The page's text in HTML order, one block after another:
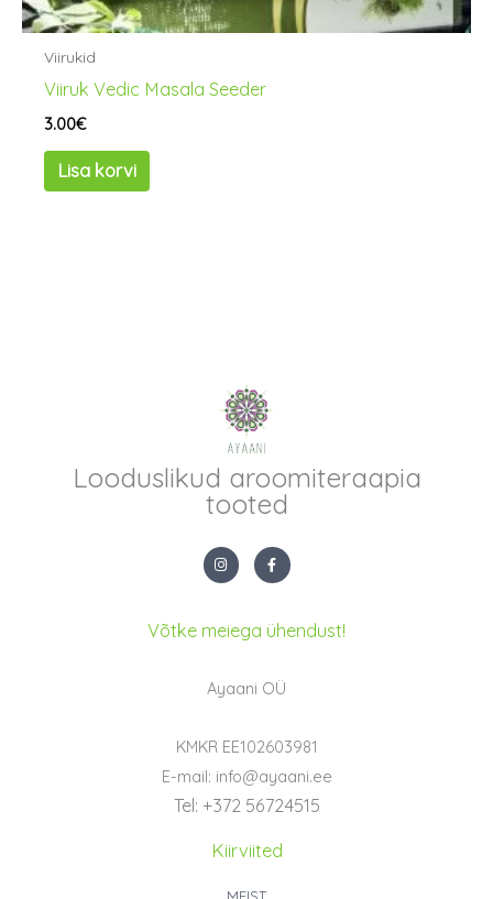
Viirukid
Viiruk Vedic Masala Seeder
3.00€
Lisa korvi
Looduslikud aroomiteraapia
tooted
I
n
s
g
r
F
a
c
o
o
f
Võtke meiega ühendust!
Ayaani OÜ
KMKR EE102603981
E-mail: info@ayaani.ee
Tel: +372 56724515
Kiirviited
MEIST